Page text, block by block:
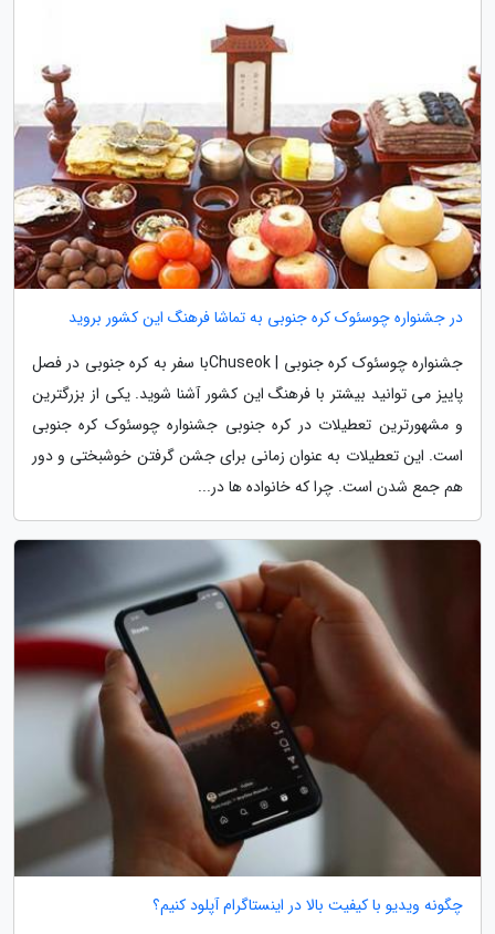
در جشنواره چوسئوک کره جنوبی به تماشا فرهنگ این کشور بروید
جشنواره چوسئوک کره جنوبی | Chuseokبا سفر به کره جنوبی در فصل
پاییز می توانید بیشتر با فرهنگ این کشور آشنا شوید. یکی از بزرگترین
و مشهورترین تعطیلات در کره جنوبی جشنواره چوسئوک کره جنوبی
است. این تعطیلات به عنوان زمانی برای جشن گرفتن خوشبختی و دور
هم جمع شدن است. چرا که خانواده ها در...
چگونه ویدیو با کیفیت بالا در اینستاگرام آپلود کنیم؟